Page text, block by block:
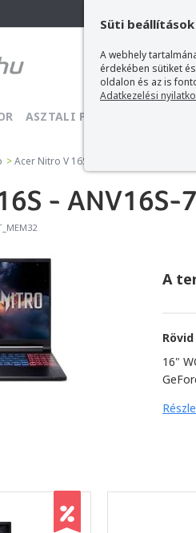
Süti beállítások
A webhely
érdekében sütiket
oldalon és az is
Adatkezelési
ASZTALI PC
>Acer Nitro V 16S - ANV16S-71-76B8
- ANV16S-
A
16"